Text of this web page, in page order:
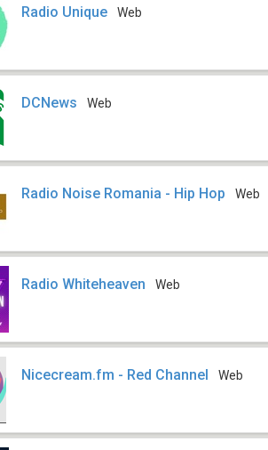
Radio Unique Web
DCNews Web
Radio Noise Romania - Hip Hop Web
Radio Whiteheaven Web
Nicecream.fm - Red Channel Web